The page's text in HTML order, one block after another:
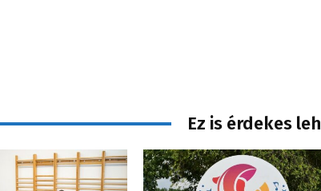
Ez is érdekes